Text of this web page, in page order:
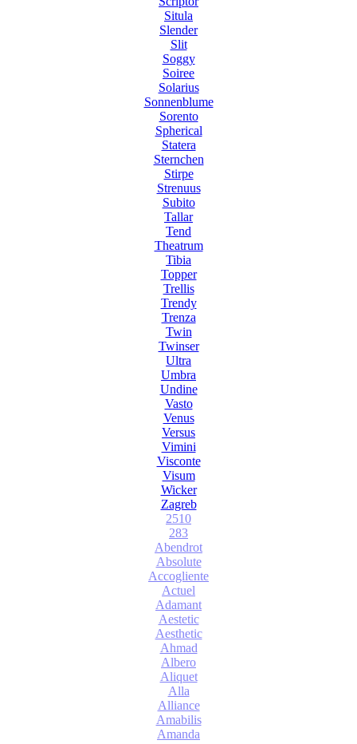
Situla
Slender
Slit
Soggy
Soiree
Solarius
Sonnenblume
Sorento
Spherical
Statera
Sternchen
Stirpe
Strenuus
Subito
Tallar
Tend
Theatrum
Tibia
Topper
Trellis
Trendy
Trenza
Twin
Twinser
Ultra
Umbra
Undine
Vasto
Venus
Versus
Vimini
Visconte
Visum
Wicker
Zagreb
2510
283
Abendrot
Absolute
Accogliente
Actuel
Adamant
Aestetic
Aesthetic
Ahmad
Albero
Aliquet
Alla
Alliance
Amabilis
Amanda